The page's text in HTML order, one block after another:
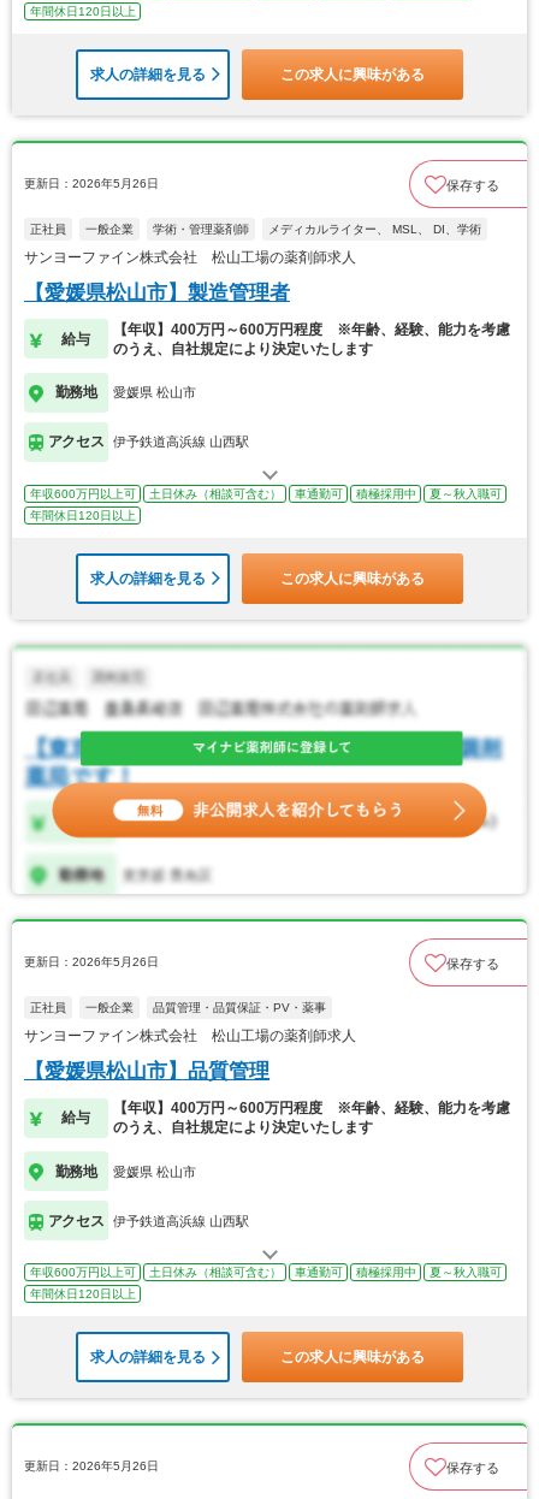
年間休日120日以上
求人の詳細を見る この求人に興味がある
更新日：2026年5月26日 保存する
正社員 一般企業 学術・管理薬剤師 メディカルライター、 MSL、 DI、学術
サンヨーファイン株式会社 松山工場の薬剤師求人
【愛媛県松山市】製造管理者
給与
【年収】400万円～600万円程度 ※年齢、経験、能力を考慮
のうえ、自社規定により決定いたします
勤務地 愛媛県 松山市
アクセス 伊予鉄道高浜線 山西駅
年収600万円以上可 土日休み（相談可含む） 車通勤可 積極採用中
夏～秋入職可
年間休日120日以上
求人の詳細を見る この求人に興味がある
更新日：2026年5月26日 保存する
正社員 一般企業 品質管理・品質保証・PV・薬事
サンヨーファイン株式会社 松山工場の薬剤師求人
【愛媛県松山市】品質管理
給与
【年収】400万円～600万円程度 ※年齢、経験、能力を考慮
のうえ、自社規定により決定いたします
勤務地 愛媛県 松山市
アクセス 伊予鉄道高浜線 山西駅
年収600万円以上可 土日休み（相談可含む） 車通勤可 積極採用中
夏～秋入職可
年間休日120日以上
求人の詳細を見る この求人に興味がある
更新日：2026年5月26日 保存する